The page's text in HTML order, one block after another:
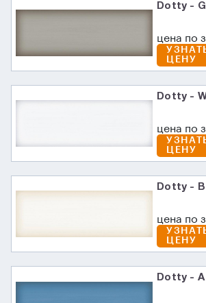
Dotty - G
цена по
ЦЕНУ
Dotty -
цена по
ЦЕНУ
Dotty - B
цена по
ЦЕНУ
Dotty - A